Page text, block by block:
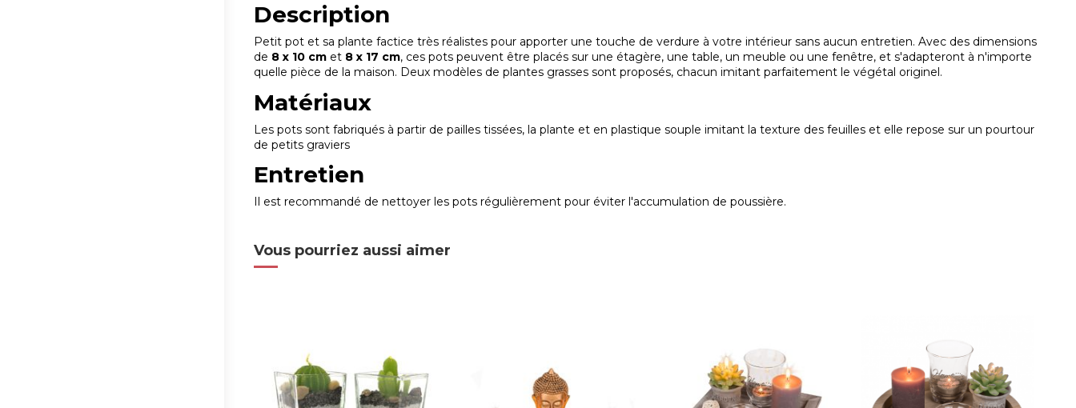
Description
Petit pot et sa plante factice très réalistes pour apporter une touche de verdure à votre intérieur sans aucun entretien. Avec des dimensions
de 8 x 10 cm et 8 x 17 cm, ces pots peuvent être placés sur une étagère, une table, un meuble ou une fenêtre, et s'adapteront à n'importe
quelle pièce de la maison. Deux modèles de plantes grasses sont proposés, chacun imitant parfaitement le végétal originel.
Matériaux
Les pots sont fabriqués à partir de pailles tissées, la plante et en plastique souple imitant la texture des feuilles et elle repose sur un pourtour
de petits graviers
Entretien
Il est recommandé de nettoyer les pots régulièrement pour éviter l'accumulation de poussière.
Vous pourriez aussi aimer